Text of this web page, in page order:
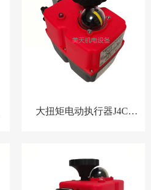
大扭矩电动执行器J4C-